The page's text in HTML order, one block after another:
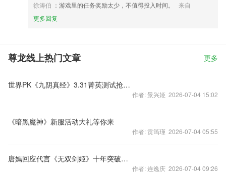
徐涛伯 ：游戏里的任务奖励太少，不值得投入时间。
来自
更多回复
尊龙线上热门文章 更多
世界PK《九阴真经》3.31菁英测试抢先爆
作者: 景兴姬 2026-07-04 15:02
《暗黑魔神》新服活动大礼等你来
作者: 贡筠瑾 2026-07-04 05:55
唐嫣回应代言《无双剑姬》十年突破今收获
作者: 连逸庆 2026-07-04 09:26